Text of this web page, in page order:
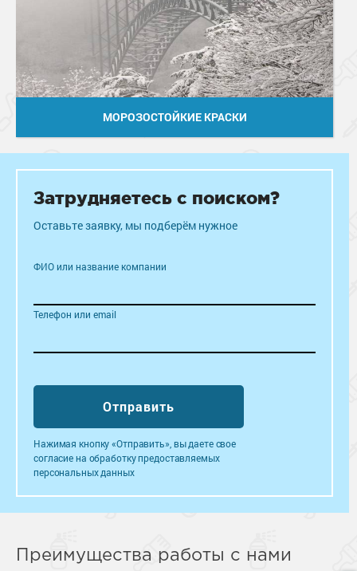
МОРОЗОСТОЙКИЕ КРАСКИ
Затрудняетесь с поиском?
Оставьте заявку, мы подберём нужное
ФИО или название компании
Телефон или email
Нажимая кнопку «Отправить», вы даете свое
согласие на обработку предоставляемых
персональных данных
Преимущества работы с нами